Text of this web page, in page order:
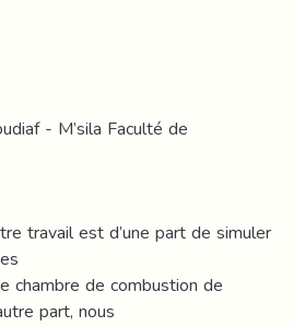
- M’sila Faculté de
travail est d’une part de simuler
chambre de combustion de
part, nous